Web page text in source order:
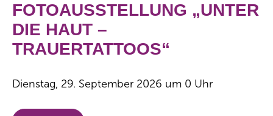
FOTOAUSSTELLUNG „UNTER
DIE HAUT –
TRAUERTATTOOS“
Dienstag, 29. September 2026 um 0 Uhr